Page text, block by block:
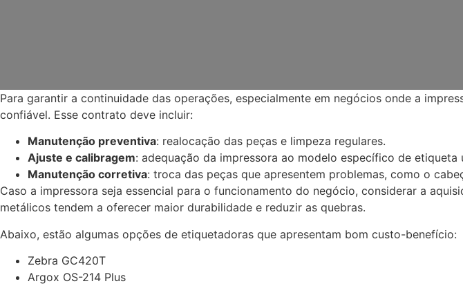
Para garantir a continuidade das operações, especialmente em negócios onde a
confiável. Esse contrato deve incluir:
Manutenção preventiva: realocação das peças e limpeza regulares.
Ajuste e calibragem: adequação da impressora ao modelo específico de etiqueta
Manutenção corretiva: troca das peças que apresentem problemas, como o
Caso a impressora seja essencial para o funcionamento do negócio, considerar a
metálicos tendem a oferecer maior durabilidade e reduzir as quebras.
Abaixo, estão algumas opções de etiquetadoras que apresentam bom custo-benefício:
Zebra GC420T
Argox OS-214 Plus